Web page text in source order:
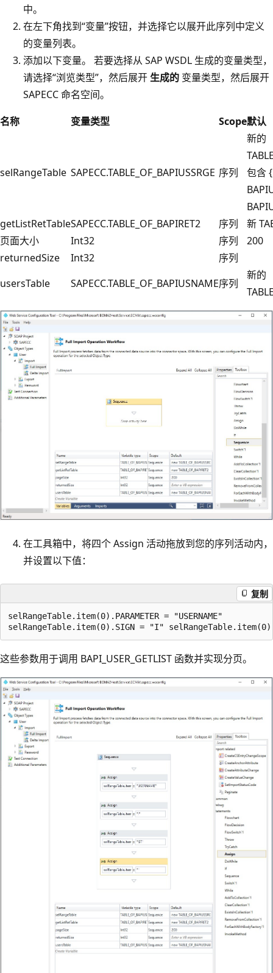
中。
在左下角找到“变量”按钮，并选择它以展开此序列中定义
的变量列表。
添加以下变量。 若要选择从 SAP WSDL 生成的变量类型，
请选择“浏览类型”，然后展开生成的 变量类型，然后展开
SAPECC 命名空间。
名称
变量类型 Scope默认
selRangeTable SAPECC.TABLE_OF_BAPIUSSRGE 序列
新的
包含
getListRetTableSAPECC.TABLE_OF_BAPIRET2 序列
新
页面大小
Int32 序列
200
returnedSize
Int32
序列
usersTable
SAPECC.TABLE_OF_BAPIUSNAME序列
新的
在工具箱中，将四个 Assign 活动拖放到您的序列活动内，
并设置以下值：
复制
selRangeTable.item(0).PARAMETER = "USERNAME"
这些参数用于调用 BAPI_USER_GETLIST 函数并实现分页。